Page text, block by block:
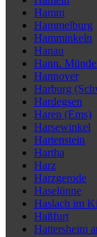
Hamm
Hammelburg
Hamminkeln
Hanau
Hann.
Hannover
Harburg
Hardegsen
Haren (Ems)
Harsewinkel
Hartenstein
Hartha
Harz
Harzgerode
Haselünne
Haslach im
Haßfurt
Hattersheim